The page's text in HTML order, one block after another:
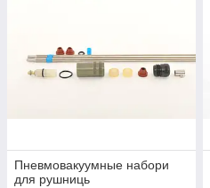
Пневмовакуумные набори
для рушниць